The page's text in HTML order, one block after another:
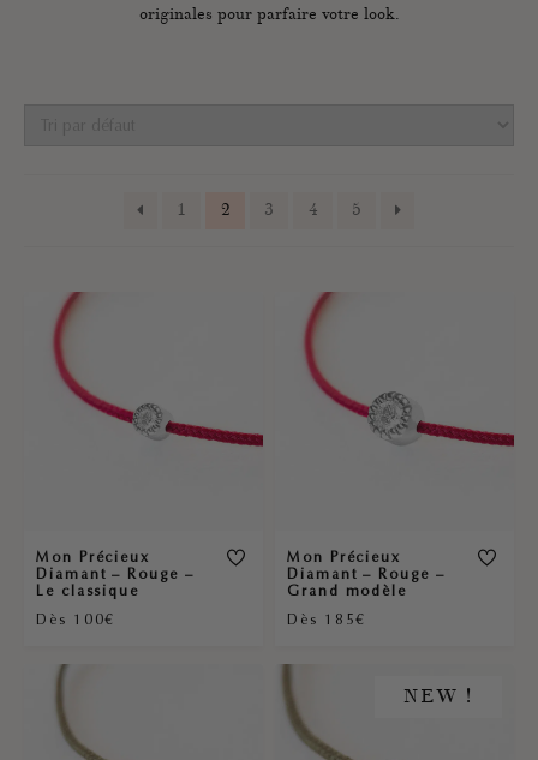
originales pour parfaire votre look.
1 2 3 4 5
Mon Précieux
Diamant – Rouge –
Le classique
Dès 100€
Mon Précieux
Diamant – Rouge –
Grand modèle
Dès 185€
NEW !